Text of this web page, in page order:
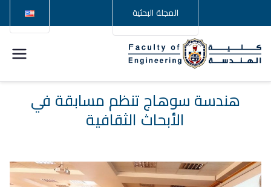
المجلة البحثية
كلية
الهندسة –
جامعة
سوهاج
هندسة سوهاج تنظم مسابقة في
الأبحاث الثقافية